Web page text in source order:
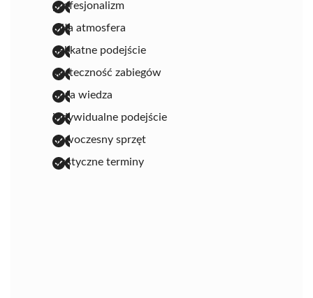
profesjonalizm
miła atmosfera
delikatne podejście
skuteczność zabiegów
duża wiedza
indywidualne podejście
nowoczesny sprzęt
elastyczne terminy